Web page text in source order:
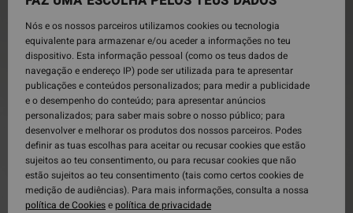
Nós e os nossos parceiros utilizamos cookies ou tecnologia
equivalente para armazenar e/ou aceder a informações no teu
dispositivo. Esta informação pessoal (como os teus dados de
navegação e endereço IP) pode ser utilizada para te apresentar
publicações e conteúdos personalizados; para medir a publicidade
e o desempenho do conteúdo; para apresentar anúncios
personalizados; para saber mais sobre o nosso público; para
desenvolver e melhorar os produtos dos nossos parceiros. Podes
definir as tuas escolhas para aceitar ou recusar cookies que estão
sujeitos ao teu consentimento, ou para recusar cookies que não
estão sujeitos ao teu consentimento (tais como certos cookies de
medição de audiências). Para mais informações, consulta a nossa
política de Cookiesepolítica de privacidade